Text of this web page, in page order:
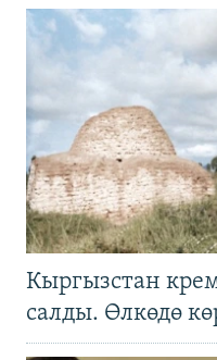
Кыргызстан
салды. Өлкөдө